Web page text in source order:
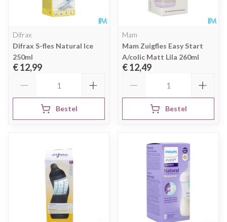
Difrax
Difrax S-fles Natural Ice
250ml
€ 12,99
Bestel
Mam
Mam Zuigfles Easy Start
A/colic Matt Lila 260ml
€ 12,49
Bestel